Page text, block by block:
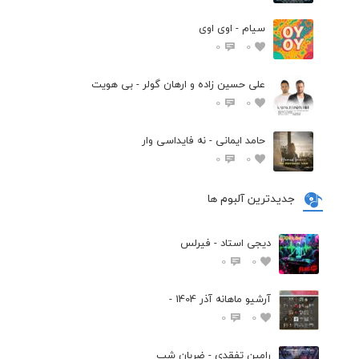
سیام - اوی اوی
0
0
علی حسین زاده و ارهان گولر - بی هویت
0
0
حامد ایمانی - نه فایداسی وار
0
0
جدیدترین آلبوم ها
دیجی استاد - فیرلس
0
0
آرشیو ماهانه آذر 1404 -
0
0
رامین تفقدی - ضربان شب